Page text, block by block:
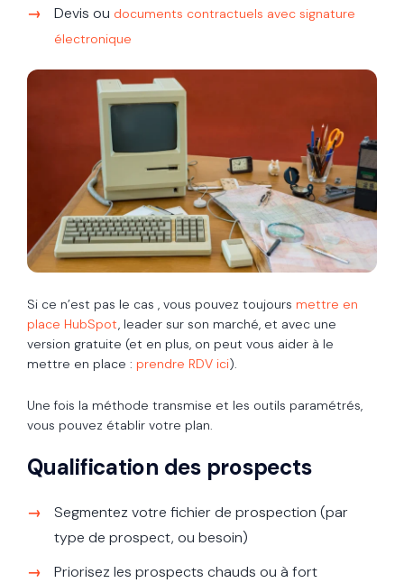
Devis ou documents contractuels avec signature
électronique
Si ce n’est pas le cas , vous pouvez toujours mettre en
place HubSpot, leader sur son marché, et avec une
version gratuite (et en plus, on peut vous aider à le
mettre en place : prendre RDV ici).
Une fois la méthode transmise et les outils paramétrés,
vous pouvez établir votre plan.
Qualification des prospects
Segmentez votre fichier de prospection (par
type de prospect, ou besoin)
Priorisez les prospects chauds ou à fort